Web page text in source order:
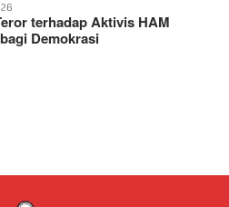
terhadap Aktivis HAM
Demokrasi